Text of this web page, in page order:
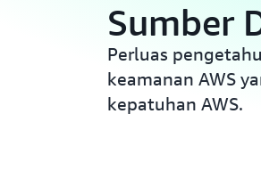
Sumber
Perluas
keamanan AWS
kepatuhan AWS.